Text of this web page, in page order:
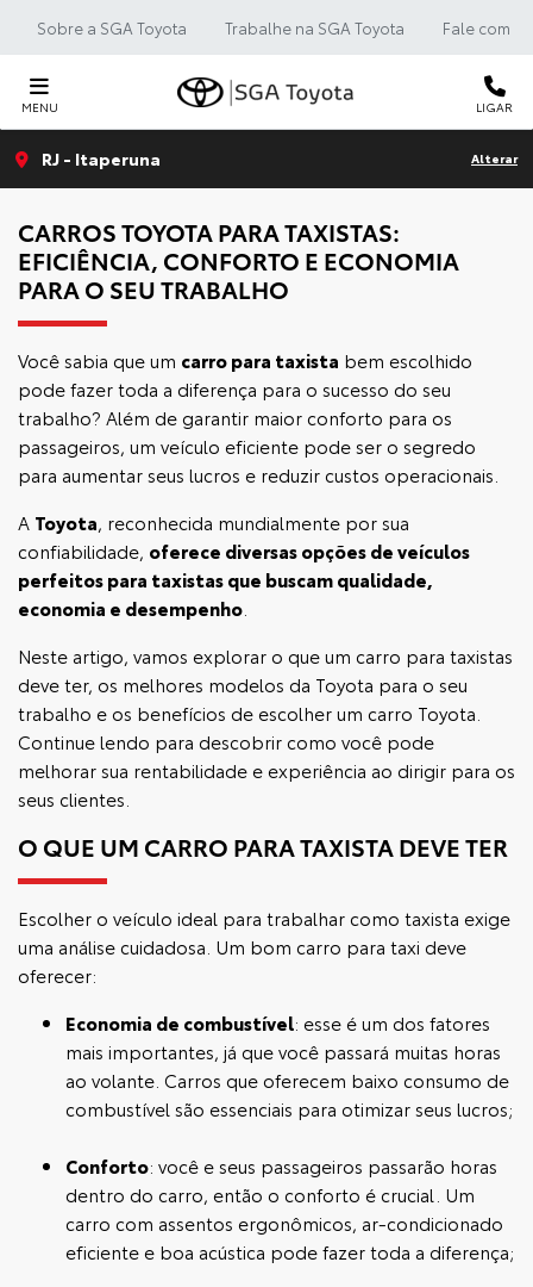
Sobre a SGA Toyota Trabalhe na SGA Toyota Fale com a
MENU LIGAR
RJ - Itaperuna Alterar
CARROS TOYOTA PARA TAXISTAS:
EFICIÊNCIA, CONFORTO E ECONOMIA
PARA O SEU TRABALHO
Você sabia que um carro para taxista bem escolhido
pode fazer toda a diferença para o sucesso do seu
trabalho? Além de garantir maior conforto para os
passageiros, um veículo eficiente pode ser o segredo
para aumentar seus lucros e reduzir custos operacionais.
A Toyota, reconhecida mundialmente por sua
confiabilidade, oferece diversas opções de veículos
perfeitos para taxistas que buscam qualidade,
economia e desempenho
Neste artigo, vamos explorar o que um carro para taxistas
deve ter, os melhores modelos da Toyota para o seu
trabalho e os benefícios de escolher um carro Toyota.
Continue lendo para descobrir como você pode
melhorar sua rentabilidade e experiência ao dirigir para os
seus clientes.
O QUE UM CARRO PARA TAXISTA DEVE TER
Escolher o veículo ideal para trabalhar como taxista exige
uma análise cuidadosa. Um bom carro para taxi deve
oferecer:
Economia de combustível: esse é um dos fatores
mais importantes, já que você passará muitas horas
ao volante. Carros que oferecem baixo consumo de
combustível são essenciais para otimizar seus lucros;
Conforto: você e seus passageiros passarão horas
dentro do carro, então o conforto é crucial. Um
carro com assentos ergonômicos, ar-condicionado
eficiente e boa acústica pode fazer toda a diferença;